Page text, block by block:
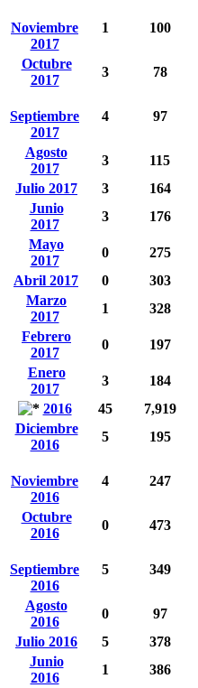
Noviembre
2017
1 100
Octubre
2017
3 78
Septiembre
2017
4 97
Agosto
2017
3 115
Julio 2017
3 164
Junio
2017
3 176
Mayo
2017
0 275
Abril 2017
0 303
Marzo
2017
1 328
Febrero
2017
0 197
Enero
2017
3 184
2016
45 7,919
Diciembre
2016
5 195
Noviembre
2016
4 247
Octubre
2016
0 473
Septiembre
2016
5 349
Agosto
2016
0 97
Julio 2016
5 378
Junio
2016
1 386